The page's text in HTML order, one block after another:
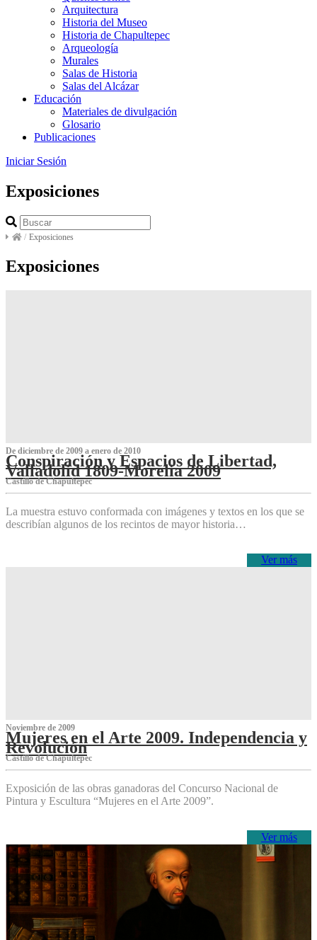
Arquitectura
Historia del Museo
Historia de Chapultepec
Arqueología
Murales
Salas de Historia
Salas del Alcázar
Educación
Materiales de divulgación
Glosario
Publicaciones
Iniciar Sesión
Exposiciones
/ Exposiciones
Exposiciones
De diciembre de 2009 a enero de 2010
Conspiración y Espacios de Libertad,
Valladolid 1809-Morelia 2009
Castillo de Chapultepec
La muestra estuvo conformada con imágenes y textos en los que se
describían algunos de los recintos de mayor historia…
Ver más
Noviembre de 2009
Mujeres en el Arte 2009. Independencia y
Revolución
Castillo de Chapultepec
Exposición de las obras ganadoras del Concurso Nacional de
Pintura y Escultura “Mujeres en el Arte 2009”.
Ver más